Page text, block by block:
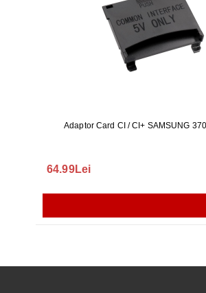
Adaptor Card CI / CI+ SAMSUNG
64.99Lei